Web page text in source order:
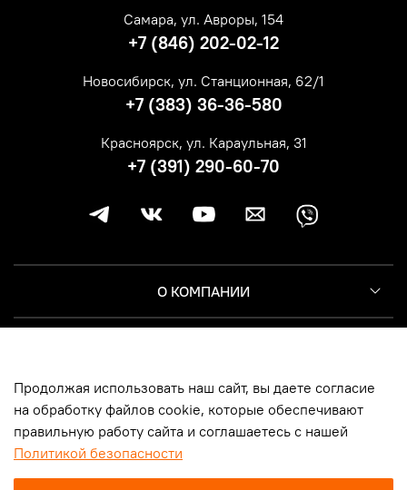
О КОМПАНИИ
ИНФОРМАЦИЯ
Самара, ул. Авроры, 154
+7 (846) 202-02-12
Новосибирск, ул. Станционная, 62/1
+7 (383) 36-36-580
Красноярск, ул. Караульная, 31
+7 (391) 290-60-70
Продолжая использовать наш сайт, вы даете согласие
на обработку файлов cookie, которые обеспечивают
правильную работу сайта и соглашаетесь с нашей
Политикой безопасности